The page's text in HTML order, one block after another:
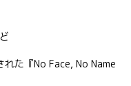
た『No Face, No Name